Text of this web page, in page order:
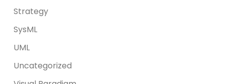
Strategy
SysML
UML
Uncategorized